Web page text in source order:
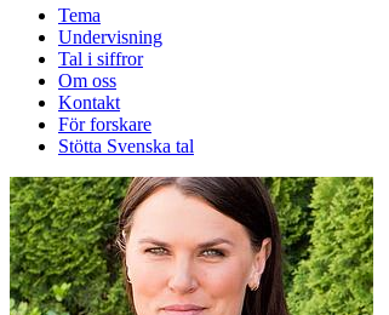
Tema
Undervisning
Tal i siffror
Om oss
Kontakt
För forskare
Stötta Svenska tal